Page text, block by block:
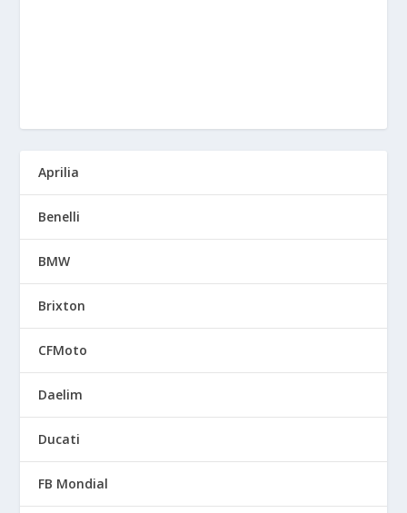
Aprilia
Benelli
BMW
Brixton
CFMoto
Daelim
Ducati
FB Mondial